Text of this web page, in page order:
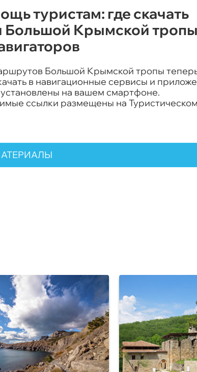
туристам: где скачать
Большой Крымской тропы
Большой Крымской тропы
в навигационные сервисы и
на вашем смартфоне.
ссылки размещены на Туристическом